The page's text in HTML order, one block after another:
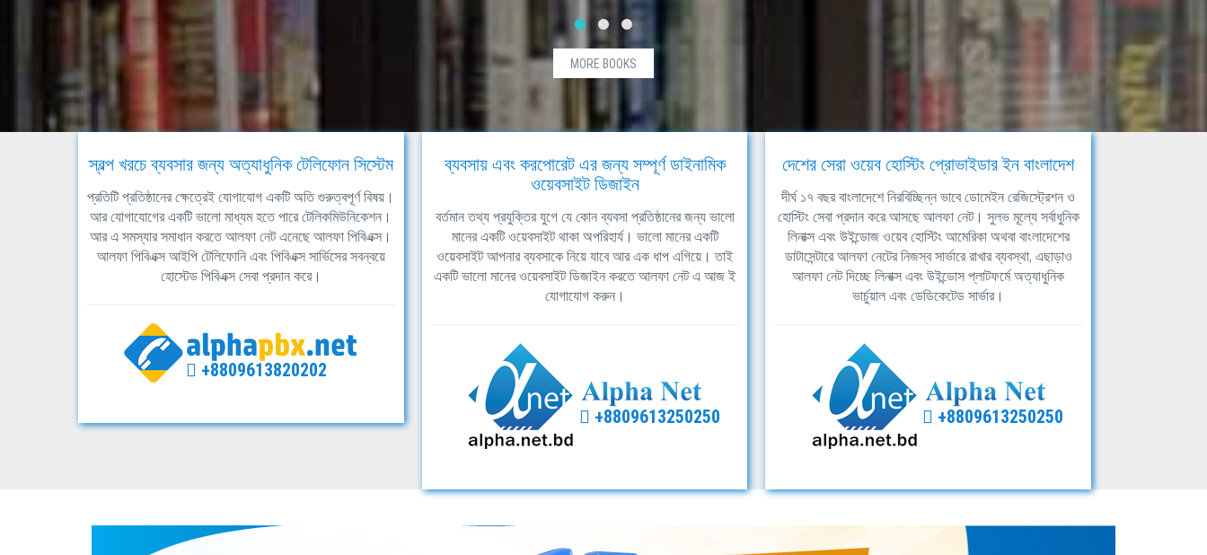
MORE BOOKS
স্বল্প খরচে ব্যবসার জন্য অত্যাধুনিক টেলিফোন সিস্টেম
প্রতিটি প্রতিষ্ঠানের ক্ষেত্রেই যোগাযোগ একটি অতি গুরুত্বপূর্ণ বিষয়।
আর যোগাযোগের একটি ভালো মাধ্যম হতে পারে টেলিকমিউনিকেশন।
আর এ সমস্যার সমাধান করতে আলফা নেট এনেছে আলফা পিবিএক্স।
আলফা পিবিএক্স আইপি টেলিফোনি এবং পিবিএক্স সার্ভিসের সবন্বয়ে
হোস্টেড পিবিএক্স সেবা প্রদান করে।
+8809613820202
ব্যবসায় এবং করপোরেট এর জন্য সম্পূর্ণ ডাইনামিক
ওয়েবসাইট ডিজাইন
বর্তমান তথ্য প্রযুক্তির যুগে যে কোন ব্যবসা প্রতিষ্ঠানের জন্য ভালো
মানের একটি ওয়েবসাইট থাকা অপরিহার্য। ভালো মানের একটি
ওয়েবসাইট আপনার ব্যবসাকে নিয়ে যাবে আর এক ধাপ এগিয়ে। তাই
একটি ভালো মানের ওয়েবসাইট ডিজাইন করতে আলফা নেট এ আজ ই
যোগাযোগ করুন।
+8809613250250
দেশের সেরা ওয়েব হোস্টিং প্রোভাইডার ইন বাংলাদেশ
দীর্ঘ ১৭ বছর বাংলাদেশে নিরবিচ্ছিন্ন ভাবে ডোমেইন রেজিস্ট্রেশন ও
হোস্টিং সেবা প্রদান করে আসছে আলফা নেট। সুলভ মূল্যে সর্বাধুনিক
লিনাক্স এবং উইন্ডোজ ওয়েব হোস্টিং আমেরিকা অথবা বাংলাদেশের
ডাটাসেন্টারে আলফা নেটের নিজস্ব সার্ভারে রাখার ব্যবস্থা, এছাড়াও
আলফা নেট দিচ্ছে লিনাক্স এবং উইন্ডোস প্লাটফর্মে অত্যাধুনিক
ভার্চুয়াল এবং ডেডিকেটেড সার্ভার।
+8809613250250